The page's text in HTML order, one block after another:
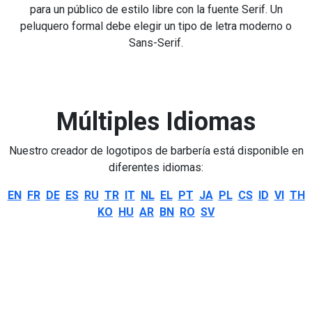
para un público de estilo libre con la fuente Serif. Un
peluquero formal debe elegir un tipo de letra moderno o
Sans-Serif.
Múltiples Idiomas
Nuestro creador de logotipos de barbería está disponible en
diferentes idiomas:
EN FR DE ES RU TR IT NL EL PT JA PL CS ID VI TH
KO HU AR BN RO SV